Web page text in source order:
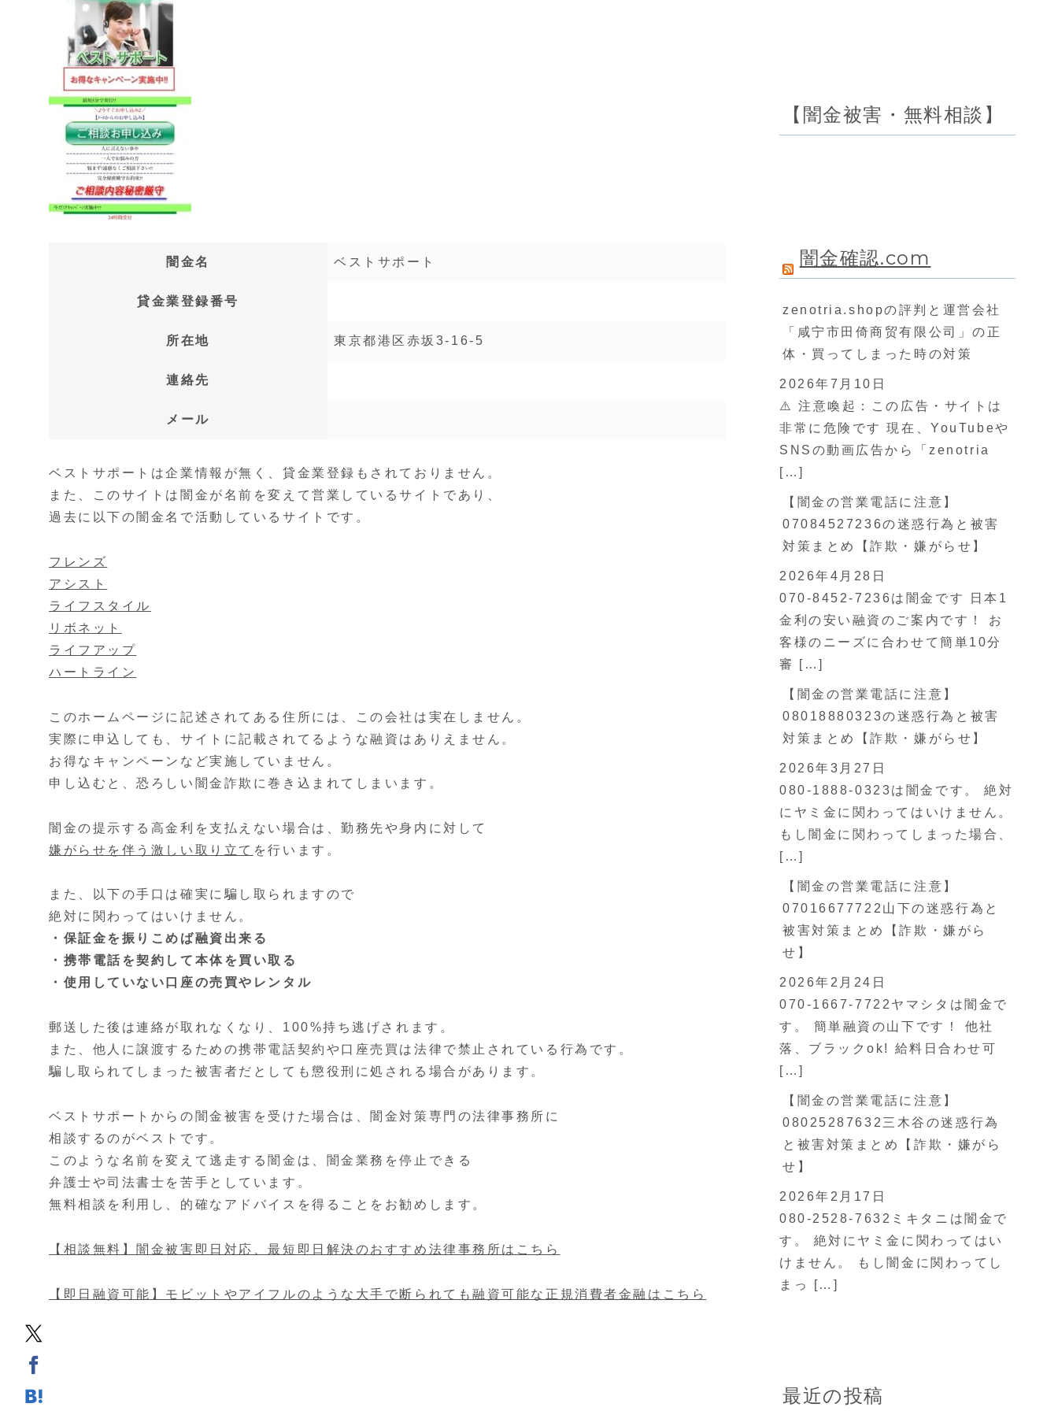
闇金名 ベストサポート
貸金業登録番号
所在地 東京都港区赤坂3-16-5
連絡先
メール
ベストサポートは企業情報が無く、貸金業登録もされておりません。
また、このサイトは闇金が名前を変えて営業しているサイトであり、
過去に以下の闇金名で活動しているサイトです。
フレンズ
アシスト
ライフスタイル
リボネット
ライフアップ
ハートライン
このホームページに記述されてある住所には、この会社は実在しません。
実際に申込しても、サイトに記載されてるような融資はありえません。
お得なキャンペーンなど実施していません。
申し込むと、恐ろしい闇金詐欺に巻き込まれてしまいます。
闇金の提示する高金利を支払えない場合は、勤務先や身内に対して
嫌がらせを伴う激しい取り立て を行います。
また、以下の手口は確実に騙し取られますので
絶対に関わってはいけません。
・保証金を振りこめば融資出来る
・携帯電話を契約して本体を買い取る
・使用していない口座の売買やレンタル
郵送した後は連絡が取れなくなり、100%持ち逃げされます。
また、他人に譲渡するための携帯電話契約や口座売買は法律で禁止されている行為です。
騙し取られてしまった被害者だとしても懲役刑に処される場合があります。
ベストサポートからの闇金被害を受けた場合は、闇金対策専門の法律事務所に
相談するのがベストです。
このような名前を変えて逃走する闇金は、闇金業務を停止できる
弁護士や司法書士を苦手としています。
無料相談を利用し、的確なアドバイスを得ることをお勧めします。
【相談無料】闇金被害即日対応、最短即日解決のおすすめ法律事務所はこちら
【即日融資可能】モビットやアイフルのような大手で断られても融資可能な正規消費者金融はこちら
【闇金被害・無料相談】
闇金確認.com
zenotria.shopの評判と運営会社
「咸宁市田倚商贸有限公司」の正
体・買ってしまった時の対策
2026年7月10日
⚠️ 注意喚起：この広告・サイトは
非常に危険です 現在、YouTubeや
SNSの動画広告から「zenotria
[…]
【闇金の営業電話に注意】
07084527236の迷惑行為と被害
対策まとめ【詐欺・嫌がらせ】
2026年4月28日
070-8452-7236は闇金です 日本1
金利の安い融資のご案内です！ お
客様のニーズに合わせて簡単10分
審 […]
【闇金の営業電話に注意】
08018880323の迷惑行為と被害
対策まとめ【詐欺・嫌がらせ】
2026年3月27日
080-1888-0323は闇金です。 絶対
にヤミ金に関わってはいけません。
もし闇金に関わってしまった場合、
[…]
【闇金の営業電話に注意】
07016677722山下の迷惑行為と
被害対策まとめ【詐欺・嫌がら
せ】
2026年2月24日
070-1667-7722ヤマシタは闇金で
す。 簡単融資の山下です！ 他社
落、ブラックok! 給料日合わせ可
[…]
【闇金の営業電話に注意】
08025287632三木谷の迷惑行為
と被害対策まとめ【詐欺・嫌がら
せ】
2026年2月17日
080-2528-7632ミキタニは闇金で
す。 絶対にヤミ金に関わってはい
けません。 もし闇金に関わってし
まっ […]
最近の投稿